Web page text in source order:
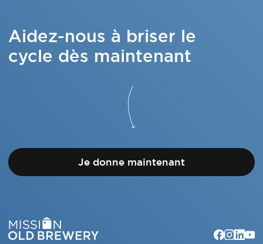
Aidez-nous à briser le
cycle dès maintenant
Je donne maintenant